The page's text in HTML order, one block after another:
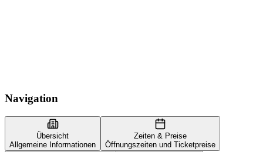
Navigation
Übersicht
Allgemeine Informationen
Zeiten & Preise
Öffnungszeiten und Ticketpreise